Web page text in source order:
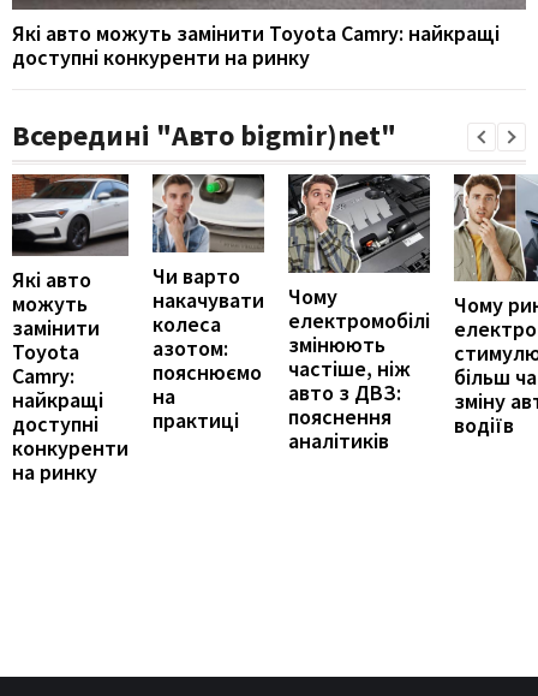
Які авто можуть замінити Toyota Camry: найкращі
доступні конкуренти на ринку
Всередині "Авто bigmir)net"
Які авто
можуть
замінити
Toyota
Camry:
найкращі
доступні
конкуренти
на ринку
Чи варто
накачувати
колеса
азотом:
пояснюємо
на
практиці
Чому
електромобілі
змінюють
частіше, ніж
авто з ДВЗ:
пояснення
аналітиків
Чому
більш
зміну
водіїв